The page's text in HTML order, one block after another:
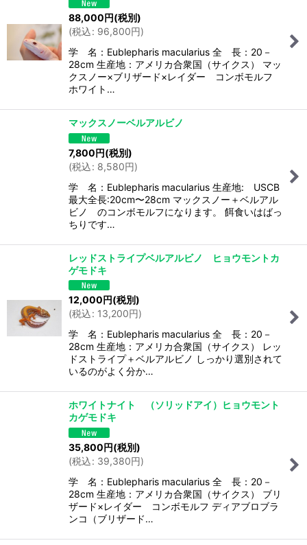
88,000円(税別)
(税込: 96,800円)
学 名：Eublepharis macularius 全 長：20－
28cm 生産地：アメリカ合衆国（サイクス） マッ
クスノー×ブリザード×レイダー コンボモルフ
ホワイト…
マックスノーベルアルビノ
7,800円(税別)
(税込: 8,580円)
学 名：Eublepharis macularius 生産地: USCB
最大全長:20cm〜28cm マックスノー＋ベルアル
ビノ のコンボモルフになります。 餌食いはばっ
ちりです…
レッドストライプベルアルビノ ヒョウモントカ
ゲモドキ
12,000円(税別)
(税込: 13,200円)
学 名：Eublepharis macularius 全 長：20－
28cm 生産地：アメリカ合衆国（サイクス） レッ
ドストライプ＋ベルアルビノ しっかり選別されて
いるのがよく分か…
ホワイトナイト （ソリッドアイ）ヒョウモント
カゲモドキ
35,800円(税別)
(税込: 39,380円)
学 名：Eublepharis macularius 全 長：20－
28cm 生産地：アメリカ合衆国（サイクス） ブリ
ザード×レイダー コンボモルフ ディアブロブラ
ンコ（ブリザード…